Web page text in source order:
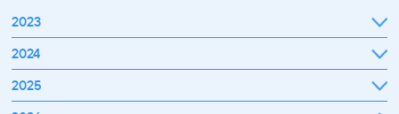
2023
Janvier
Février
Mars
Avril
2024
Janvier
Février
Mars
2025